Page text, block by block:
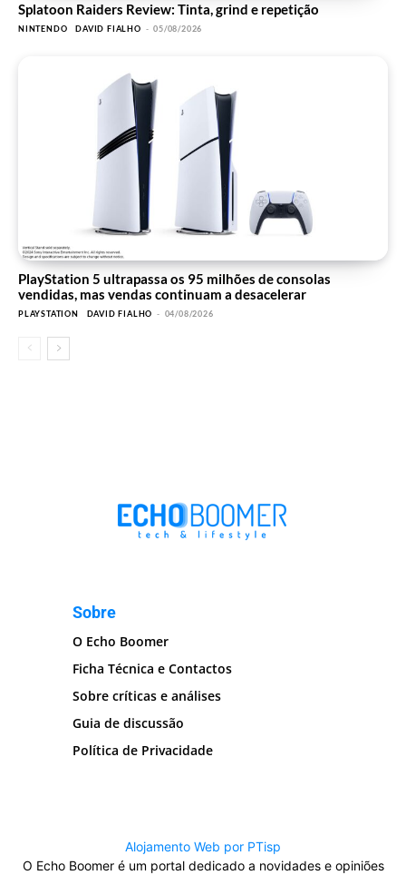
Splatoon Raiders Review: Tinta, grind e repetição
NINTENDO DAVID FIALHO - 05/08/2026
PlayStation 5 ultrapassa os 95 milhões de consolas
vendidas, mas vendas continuam a desacelerar
PLAYSTATION DAVID FIALHO - 04/08/2026
Sobre
O Echo Boomer
Ficha Técnica e Contactos
Sobre críticas e análises
Guia de discussão
Política de Privacidade
Alojamento Web por PTisp
O Echo Boomer é um portal dedicado a novidades e opiniões